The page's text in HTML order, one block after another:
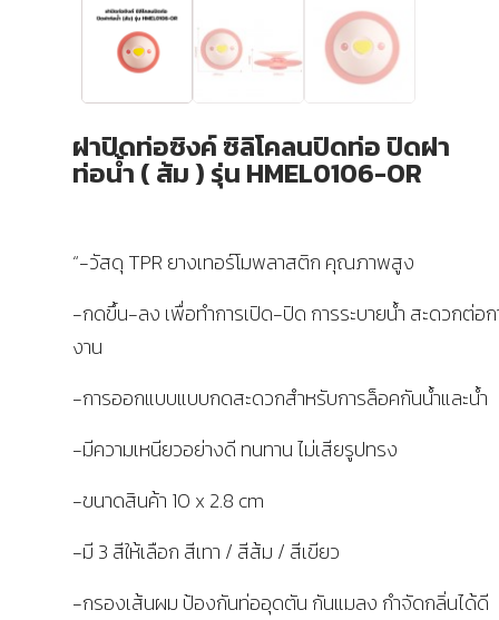
ฝาปิดท่อซิงค์ ซิลิโคลนปิดท่อ ปิดฝา
ท่อน้ำ ( ส้ม ) รุ่น HMEL0106-OR
“-วัสดุ TPR ยางเทอร์โมพลาสติก คุณภาพสูง
-กดขึ้น-ลง เพื่อทำการเปิด-ปิด การระบายน้ำ สะดวกต่อก
งาน
-การออกแบบแบบกดสะดวกสำหรับการล็อคกันน้ำและน้ำ
-มีความเหนียวอย่างดี ทนทาน ไม่เสียรูปทรง
-ขนาดสินค้า 10 x 2.8 cm
-มี 3 สีให้เลือก สีเทา / สีส้ม / สีเขียว
-กรองเส้นผม ป้องกันท่ออุดตัน กันแมลง กำจัดกลิ่นได้ดี